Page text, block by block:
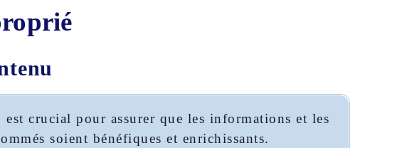
crucial pour assurer que les informations et les
soient bénéfiques et enrichissants.